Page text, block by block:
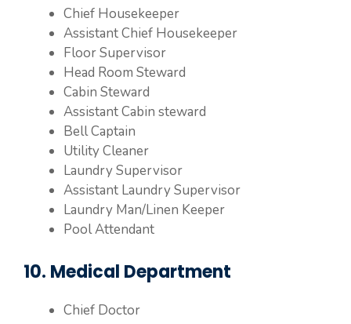
Chief Housekeeper
Assistant Chief Housekeeper
Floor Supervisor
Head Room Steward
Cabin Steward
Assistant Cabin steward
Bell Captain
Utility Cleaner
Laundry Supervisor
Assistant Laundry Supervisor
Laundry Man/Linen Keeper
Pool Attendant
10. Medical Department
Chief Doctor